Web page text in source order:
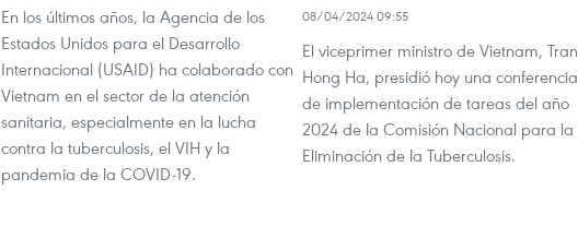
En los últimos años, la Agencia de los
Estados Unidos para el Desarrollo
Internacional (USAID) ha colaborado con
Vietnam en el sector de la atención
sanitaria, especialmente en la lucha
contra la tuberculosis, el VIH y la
pandemia de la COVID-19.
08/04/2024 09:55
El viceprimer ministro de Vietnam, Tran
Hong Ha, presidió hoy una conferencia
de implementación de tareas del año
2024 de la Comisión Nacional para la
Eliminación de la Tuberculosis.